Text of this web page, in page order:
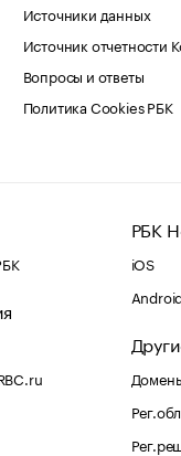
Источники данных
Источник отчетности
Вопросы и ответы
Политика Cookies РБК
РБК
iOS